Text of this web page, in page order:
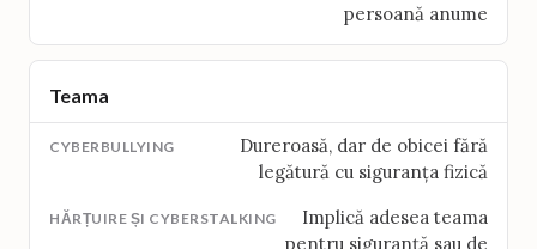
persoană anume
Teama
Dureroasă, dar de obicei fără
legătură cu siguranța fizică
Implică adesea teama
pentru siguranță sau de